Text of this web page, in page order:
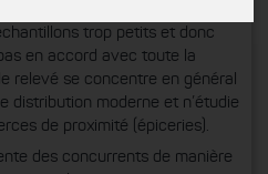
trop petits et donc
en accord avec toute la
relevé se concentre en général
distribution moderne et n’étudie
de proximité (épiceries).
des concurrents de manière